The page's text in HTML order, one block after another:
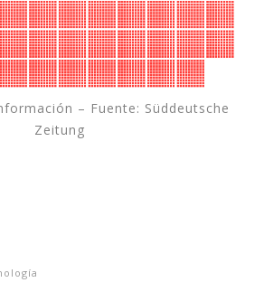
– Fuente: Süddeutsche
Zeitung